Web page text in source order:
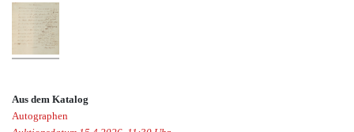
Aus dem Katalog
Autographen